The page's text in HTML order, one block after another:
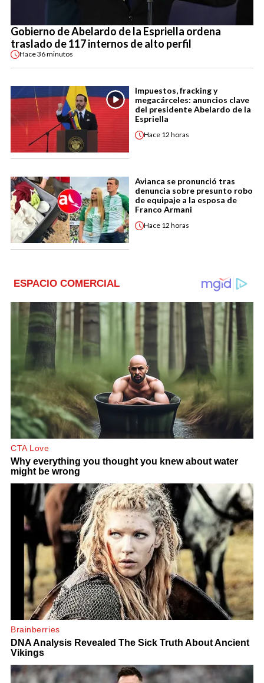
Gobierno de Abelardo de la Espriella ordena
traslado de 117 internos de alto perfil
Hace36 minutos
Impuestos, fracking y
megacárceles: anuncios clave
del presidente Abelardo de la
Espriella
Hace 12 horas
Avianca se pronunció tras
denuncia sobre presunto robo
de equipaje a la esposa de
Franco Armani
Hace 12 horas